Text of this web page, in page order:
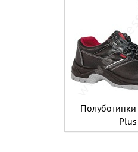
Plus